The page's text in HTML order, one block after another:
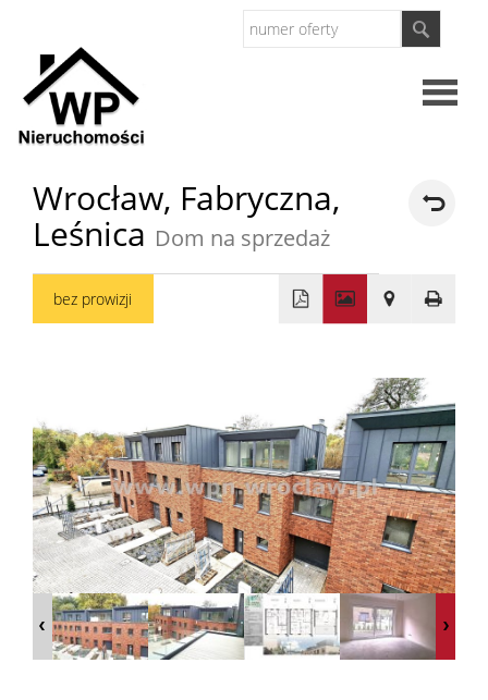
firmie
Oferty
Domy
RODO
Wrocław, Fabryczna,
Leśnica Dom na sprzedaż
bez prowizji